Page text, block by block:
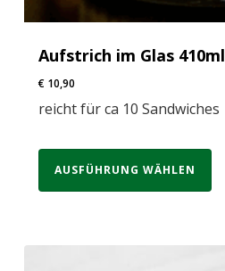
Aufstrich im Glas 410ml
€10,90
reicht für ca 10 Sandwiches
AUSFÜHRUNG WÄHLEN